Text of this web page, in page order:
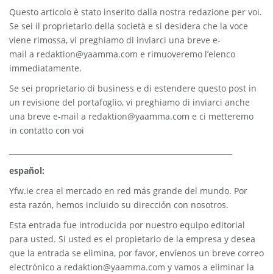
Questo articolo è stato inserito dalla nostra redazione per voi.
Se sei il proprietario della società e si desidera che la voce
viene rimossa, vi preghiamo di inviarci una breve e-
mail a redaktion@yaamma.com e rimuoveremo l’elenco
immediatamente.
Se sei proprietario di business e di estendere questo post in
un revisione del portafoglio, vi preghiamo di inviarci anche
una breve e-mail a redaktion@yaamma.com e ci metteremo
in contatto con voi
español:
Yfw.ie crea el mercado en red más grande del mundo. Por
esta razón, hemos incluido su dirección con nosotros.
Esta entrada fue introducida por nuestro equipo editorial
para usted. Si usted es el propietario de la empresa y desea
que la entrada se elimina, por favor, envíenos un breve correo
electrónico a redaktion@yaamma.com y vamos a eliminar la